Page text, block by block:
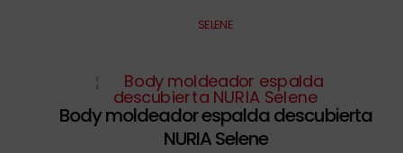
SELENE
Body moldeador espalda descubierta
NURIA Selene